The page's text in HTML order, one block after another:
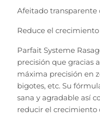
Afeitado transparente
Reduce el
Parfait Systeme
precisión que gracias
máxima precisión en
bigotes, etc. Su
sana y agradable así
reducir el crecimiento